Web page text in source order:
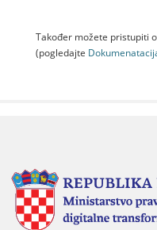
Također možete pristupiti
(pogledajte